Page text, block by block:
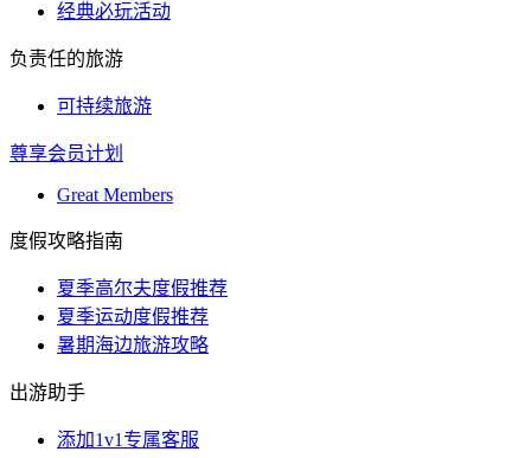
经典必玩活动
负责任的旅游
可持续旅游
尊享会员计划
Great Members
度假攻略指南
夏季高尔夫度假推荐
夏季运动度假推荐
暑期海边旅游攻略
出游助手
添加1v1专属客服